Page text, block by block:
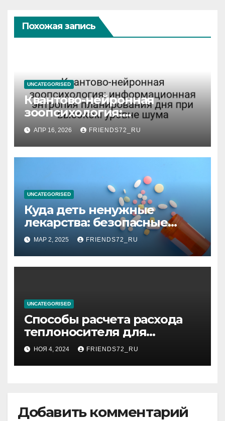
Похожая запись
UNCATEGORISED
Квантово-нейронная
зоопсихология:
информационная энтропия
планирования дня при
высоком уровне шума
АПР 16, 2026 FRIENDS72_RU
UNCATEGORISED
Куда деть ненужные
лекарства: безопасные
способы утилизации
МАР 2, 2025 FRIENDS72_RU
UNCATEGORISED
Способы расчета расхода
теплоносителя для
системы отопления
НОЯ 4, 2024 FRIENDS72_RU
Добавить комментарий